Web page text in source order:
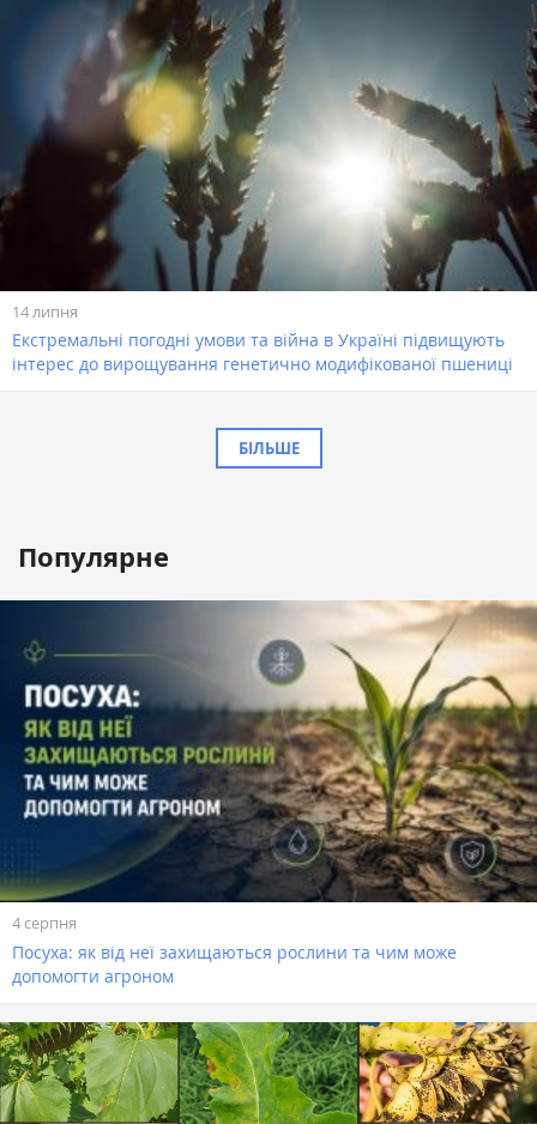
14 липня
Екстремальні погодні умови та війна в Україні підвищують
інтерес до вирощування генетично модифікованої пшениці
БІЛЬШЕ
Популярне
4 серпня
Посуха: як від неї захищаються рослини та чим може
допомогти агроном